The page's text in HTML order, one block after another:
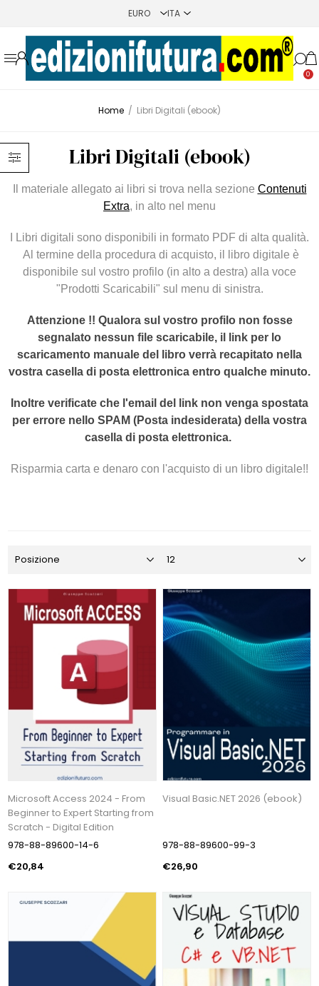
0
Home / Libri Digitali (ebook)
Libri Digitali (ebook)
Il materiale allegato ai libri si trova nella sezione Contenuti
Extra, in alto nel menu
I Libri digitali sono disponibili in formato PDF di alta qualità.
Al termine della procedura di acquisto, il libro digitale è
disponibile sul vostro profilo (in alto a destra) alla voce
"Prodotti Scaricabili" sul menu di sinistra.
Attenzione !! Qualora sul vostro profilo non fosse
segnalato nessun file scaricabile, il link per lo
scaricamento manuale del libro verrà recapitato nella
vostra casella di posta elettronica entro qualche minuto.
Inoltre verificate che l'email del link non venga spostata
per errore nello SPAM (Posta indesiderata) della vostra
casella di posta elettronica.
Risparmia carta e denaro con l'acquisto di un libro digitale!!
Microsoft Access 2024 - From
Beginner to Expert Starting from
Scratch - Digital Edition
978-88-89600-14-6
€20,84
Visual Basic.NET 2026 (ebook)
978-88-89600-99-3
€26,90